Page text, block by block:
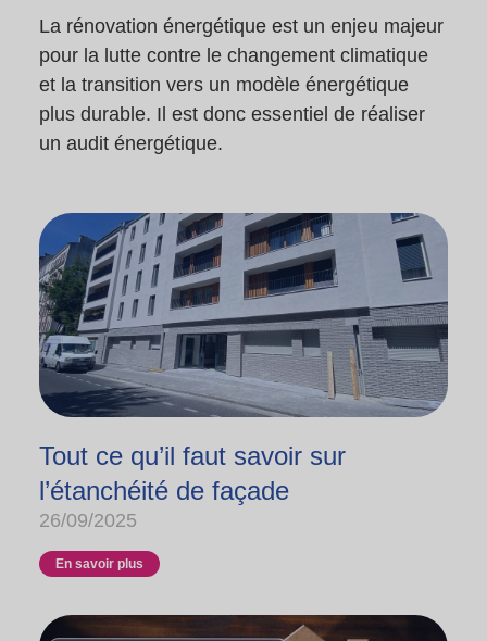
La rénovation énergétique est un enjeu majeur
pour la lutte contre le changement climatique
et la transition vers un modèle énergétique
plus durable. Il est donc essentiel de réaliser
un audit énergétique.
Tout ce qu’il faut savoir sur
l’étanchéité de façade
26/09/2025
En savoir plus